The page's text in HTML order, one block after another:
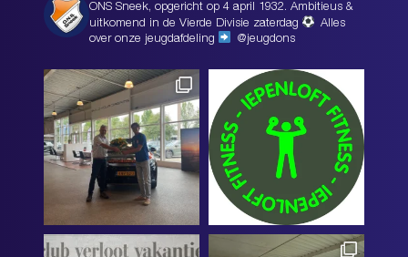
ONS Sneek, opgericht op 4 april 1932. Ambitieus &
uitkomend in de Vierde Divisie zaterdag
Alles
over onze jeugdafdeling
@jeugdons